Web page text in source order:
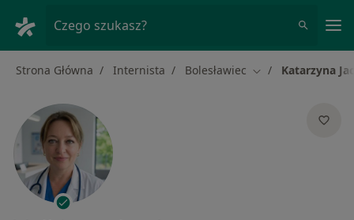
Czego szukasz?
Strona Główna Internista Bolesławiec Zmień miasto
Katarzyna